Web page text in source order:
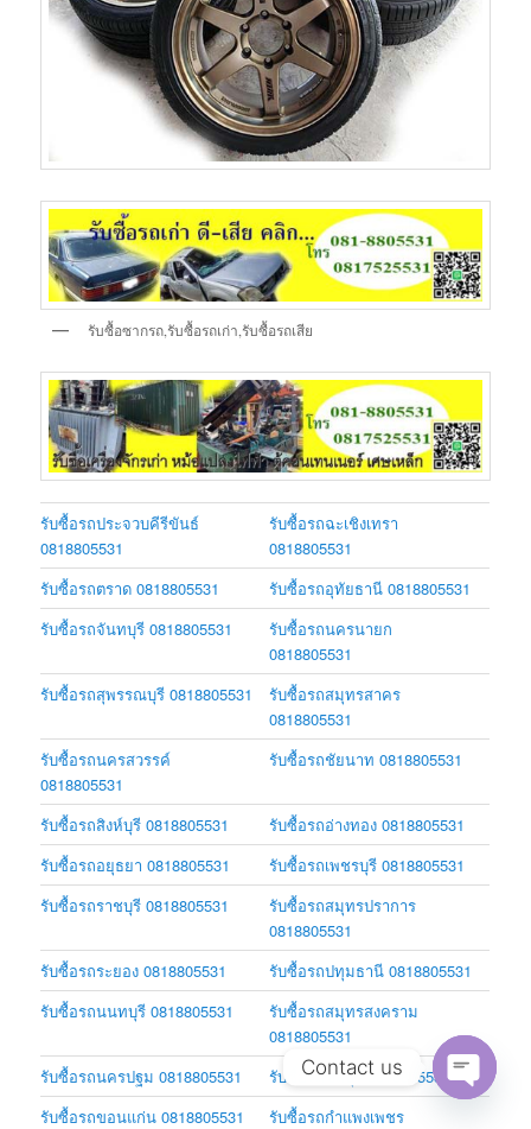
รับซื้อซากรถ,รับซื้อรถเก่า,รับซื้อรถเสีย
รับซื้อรถประจวบคีรีขันธ์
0818805531
รับซื้อรถฉะเชิงเทรา
0818805531
รับซื้อรถตราด 0818805531
รับซื้อรถอุทัยธานี 0818805531
รับซื้อรถจันทบุรี 0818805531
รับซื้อรถนครนายก
0818805531
รับซื้อรถสุพรรณบุรี 0818805531
รับซื้อรถสมุทรสาคร
0818805531
รับซื้อรถนครสวรรค์
0818805531
รับซื้อรถชัยนาท 0818805531
รับซื้อรถสิงห์บุรี 0818805531
รับซื้อรถอ่างทอง 0818805531
รับซื้อรถอยุธยา 0818805531
รับซื้อรถเพชรบุรี 0818805531
รับซื้อรถราชบุรี 0818805531
รับซื้อรถสมุทรปราการ
0818805531
รับซื้อรถระยอง 0818805531
รับซื้อรถปทุมธานี 0818805531
รับซื้อรถนนทบุรี 0818805531
รับซื้อรถสมุทรสงคราม
0818805531
รับซื้อรถนครปฐม 0818805531
รับซื้อรถชลบุรี 0818805531
รับซื้อรถขอนแก่น 0818805531
รับซื้อรถกำแพงเพชร
Contact us